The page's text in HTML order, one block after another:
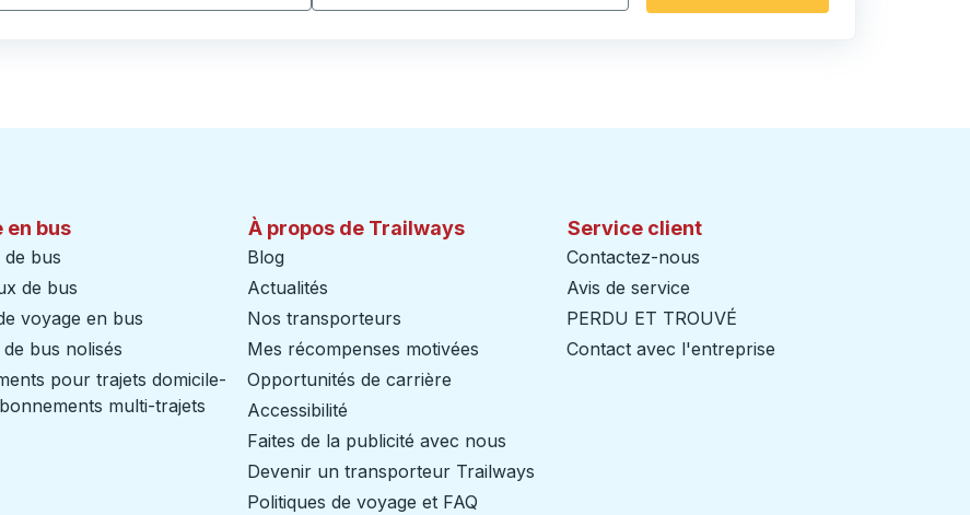
en bus
bus
de bus
voyage en bus
bus nolisés
pour trajets domicile-
multi-trajets
À propos de Trailways
Blog
Actualités
Nos transporteurs
Mes récompenses motivées
Opportunités de carrière
Accessibilité
Faites de la publicité avec nous
Devenir un transporteur Trailways
Politiques de voyage et FAQ
Service client
Contactez-nous
Avis de service
PERDU ET TROUVÉ
Contact avec l'entreprise